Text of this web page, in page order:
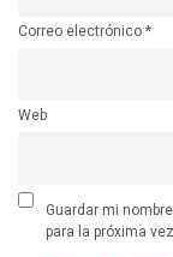
Correo electrónico *
Web
Guardar mi
para la próxima